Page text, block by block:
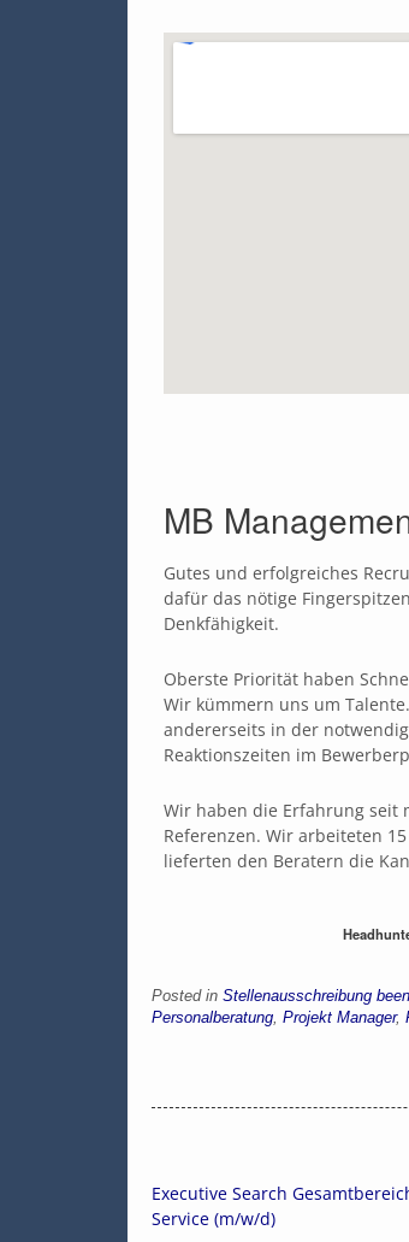
MB
Gutes und erfolgreiches
dafür das nötige
Denkfähigkeit.
Oberste Priorität haben
Wir kümmern uns um
andererseits in der
Reaktionszeiten im
Wir haben die Erfahrung seit
Referenzen. Wir arbeiteten
lieferten den Beratern die
Posted in Stellenausschreibung
Personalberatung, Projekt Manager,
Executive Search
Service (m/w/d)